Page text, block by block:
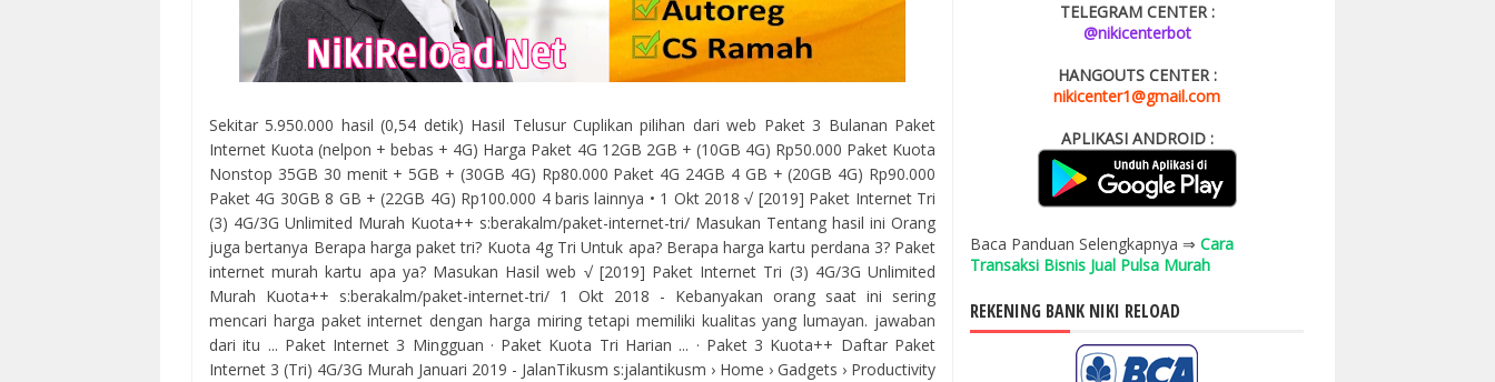
Sekitar 5.950.000 hasil (0,54 detik) Hasil Telusur Cuplikan pilihan dari web Paket 3 Bulanan Paket
Internet Kuota (nelpon + bebas + 4G) Harga Paket 4G 12GB 2GB + (10GB 4G) Rp50.000 Paket Kuota
Nonstop 35GB 30 menit + 5GB + (30GB 4G) Rp80.000 Paket 4G 24GB 4 GB + (20GB 4G) Rp90.000
Paket 4G 30GB 8 GB + (22GB 4G) Rp100.000 4 baris lainnya • 1 Okt 2018 √ [2019] Paket Internet Tri
(3) 4G/3G Unlimited Murah Kuota++ s:berakalm/paket-internet-tri/ Masukan Tentang hasil ini Orang
juga bertanya Berapa harga paket tri? Kuota 4g Tri Untuk apa? Berapa harga kartu perdana 3? Paket
internet murah kartu apa ya? Masukan Hasil web √ [2019] Paket Internet Tri (3) 4G/3G Unlimited
Murah Kuota++ s:berakalm/paket-internet-tri/ 1 Okt 2018 - Kebanyakan orang saat ini sering
mencari harga paket internet dengan harga miring tetapi memiliki kualitas yang lumayan. jawaban
dari itu ... ‎Paket Internet 3 Mingguan · ‎Paket Kuota Tri Harian ... · ‎Paket 3 Kuota++ Daftar Paket
Internet 3 (Tri) 4G/3G Murah Januari 2019 - JalanTikusm s:jalantikusm › Home › Gadgets › Productivity
TELEGRAM CENTER :
@nikicenterbot
HANGOUTS CENTER :
nikicenter1@gmail.com
APLIKASI ANDROID :
Baca Panduan Selengkapnya ⇒ Cara
Transaksi Bisnis Jual Pulsa Murah
REKENING BANK NIKI RELOAD